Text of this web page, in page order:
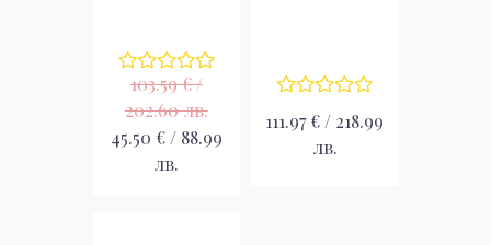
103.59 € /
202.60 лв.
45.50 € / 88.99
лв.
111.97 € / 218.99
лв.